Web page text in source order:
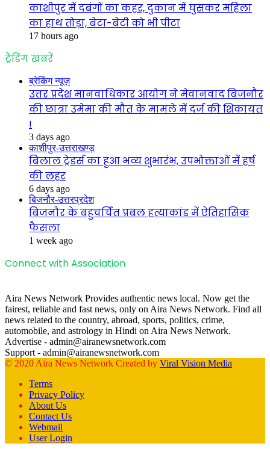
काशीपुर में दबंगों का कहर, दुकान में घुसकर महिला
का हाथ तोड़ा, बेटा-बेटी को भी पीटा
17 hours ago
ट्रेंडिंग खबरें
ब्रेकिंग न्यूज़
उत्तर प्रदेश मानवाधिकार आयोग ने मेवानवाद बिजनौर
की छात्रा उमेमा की मौत के मामले में दर्ज की शिकायत
!
3 days ago
काशीपुर-उत्तराखण्ड़
बिलाल ट्रेडर्स का हुआ भव्य शुभारंभ, उपभोक्ताओं में हर्ष
की लहर
6 days ago
बिजनौर-उत्तरप्रदेश
बिजनौर के बहुचर्चित प्रबल हत्याकांड में ऐतिहासिक
फैसला
1 week ago
Connect with Association
Aira News Network Provides authentic news local. Now get the
fairest, reliable and fast news, only on Aira News Network. Find all
news related to the country, abroad, sports, politics, crime,
automobile, and astrology in Hindi on Aira News Network.
Advertise - admin@airanewsnetwork.com
Support - admin@airanewsnetwork.com
© 2020 Aira News Network Created by Viral Vision Media
Terms
Privacy Policy
About Us
Contact Us
Webmail
User Login